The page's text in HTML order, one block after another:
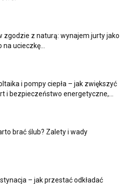
zgodzie z naturą: wynajem jurty jako
ucieczkę...
i pompy ciepła – jak zwiększyć
i bezpieczeństwo energetyczne,...
brać ślub? Zalety i wady
– jak przestać odkładać